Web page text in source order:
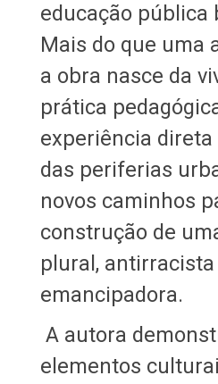
educação pública
Mais do que uma
a obra nasce da
prática
experiência direta
das periferias
novos caminhos
construção de
plural, antirracista
emancipadora.
A autora
elementos